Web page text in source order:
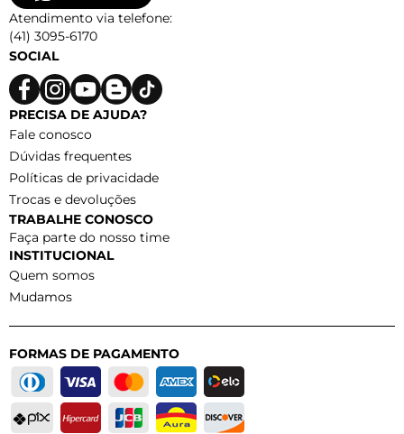
Atendimento via telefone:
(41) 3095-6170
SOCIAL
PRECISA DE AJUDA?
Fale conosco
Dúvidas frequentes
Políticas de privacidade
Trocas e devoluções
TRABALHE CONOSCO
Faça parte do nosso time
INSTITUCIONAL
Quem somos
Mudamos
FORMAS DE PAGAMENTO